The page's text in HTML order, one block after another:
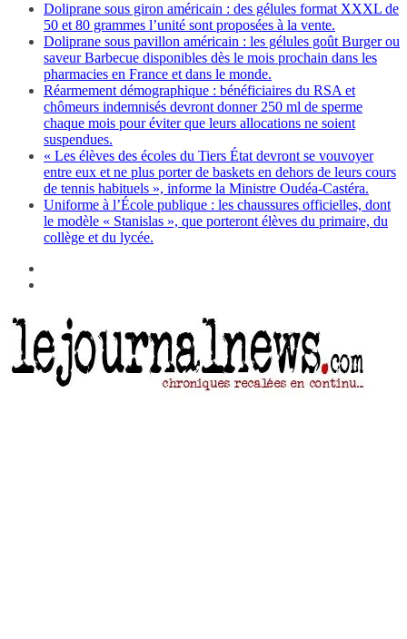
Doliprane sous giron américain : des gélules format XXXL de
50 et 80 grammes l’unité sont proposées à la vente.
Doliprane sous pavillon américain : les gélules goût Burger ou
saveur Barbecue disponibles dès le mois prochain dans les
pharmacies en France et dans le monde.
Réarmement démographique : bénéficiaires du RSA et
chômeurs indemnisés devront donner 250 ml de sperme
chaque mois pour éviter que leurs allocations ne soient
suspendues.
« Les élèves des écoles du Tiers État devront se vouvoyer
entre eux et ne plus porter de baskets en dehors de leurs cours
de tennis habituels », informe la Ministre Oudéa-Castéra.
Uniforme à l’École publique : les chaussures officielles, dont
le modèle « Stanislas », que porteront élèves du primaire, du
collège et du lycée.